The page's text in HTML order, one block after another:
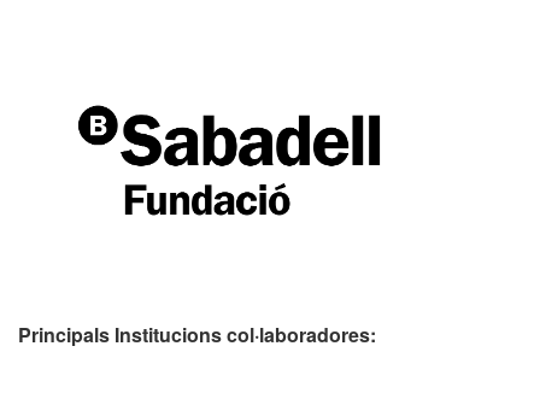
Principals Institucionscol·laboradores: